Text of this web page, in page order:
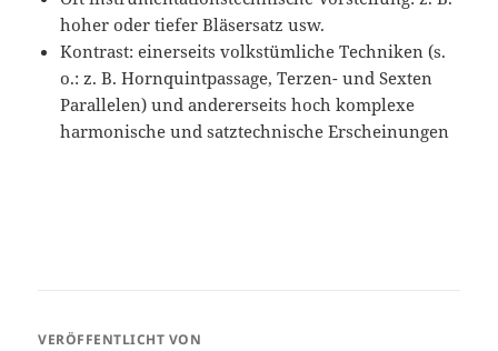
hoher oder tiefer Bläsersatz usw.
Kontrast: einerseits volkstümliche Techniken (s.
o.: z. B. Hornquintpassage, Terzen- und Sexten
Parallelen) und andererseits hoch komplexe
harmonische und satztechnische Erscheinungen
VERÖFFENTLICHT VON